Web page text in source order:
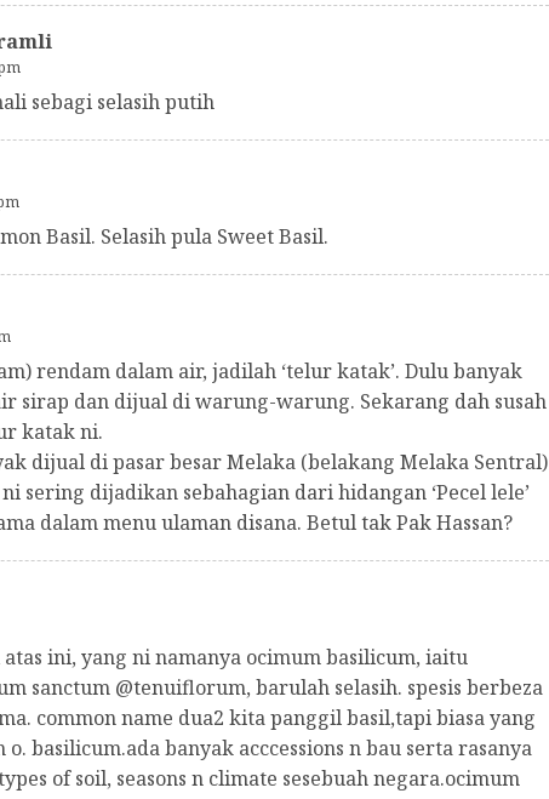
sebagi selasih putih
Basil. Selasih pula Sweet Basil.
rendam dalam air, jadilah ‘telur katak’. Dulu banyak
sirap dan dijual di warung-warung. Sekarang dah susah
katak ni.
dijual di pasar besar Melaka (belakang Melaka Sentral)
sering dijadikan sebahagian dari hidangan ‘Pecel lele’
dalam menu ulaman disana. Betul tak Pak Hassan?
ini, yang ni namanya ocimum basilicum, iaitu
sanctum @tenuiflorum, barulah selasih. spesis berbeza
common name dua2 kita panggil basil,tapi biasa yang
basilicum.ada banyak acccessions n bau serta rasanya
of soil, seasons n climate sesebuah negara.ocimum